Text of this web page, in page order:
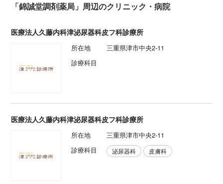
「錦誠堂調剤薬局」周辺のクリニック・病院
医療法人久藤内科津泌尿器科皮フ科診療所
所在地
三重県津市中央2-11
診療科目
医療法人久藤内科津泌尿器科皮フ科診療所
所在地
三重県津市中央2-11
診療科目
泌尿器科 皮膚科